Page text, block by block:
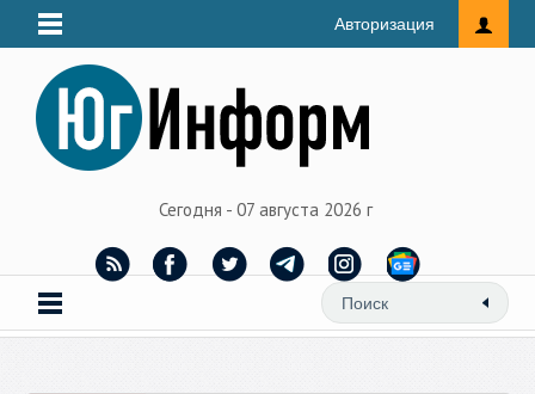
Авторизация
Сегодня - 07 августа 2026 г